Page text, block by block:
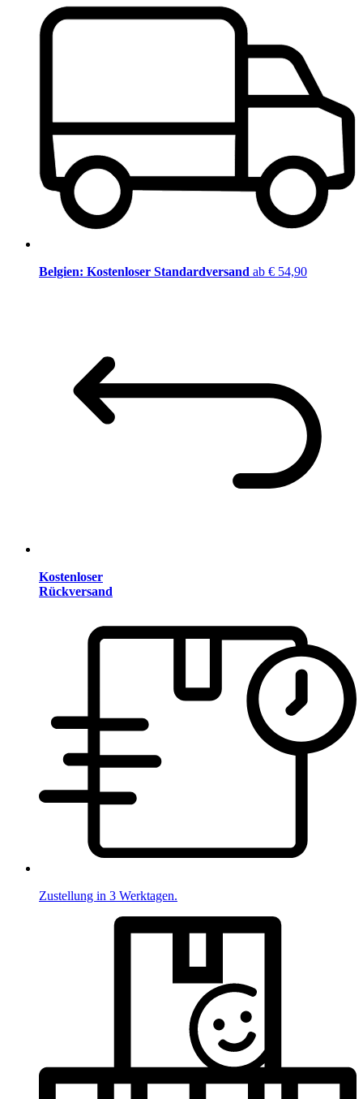
Belgien: Kostenloser Standardversand ab € 54,90
Kostenloser
Rückversand
Zustellung in 3 Werktagen.